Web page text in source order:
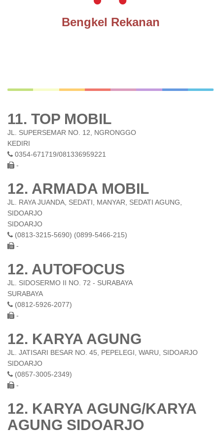
Bengkel Rekanan
11. TOP MOBIL
JL. SUPERSEMAR NO. 12, NGRONGGO
KEDIRI
0354-671719/081336959221
-
12. ARMADA MOBIL
JL. RAYA JUANDA, SEDATI, MANYAR, SEDATI AGUNG,
SIDOARJO
SIDOARJO
(0813-3215-5690) (0899-5466-215)
-
12. AUTOFOCUS
JL. SIDOSERMO II NO. 72 - SURABAYA
SURABAYA
(0812-5926-2077)
-
12. KARYA AGUNG
JL. JATISARI BESAR NO. 45, PEPELEGI, WARU, SIDOARJO
SIDOARJO
(0857-3005-2349)
-
12. KARYA AGUNG/KARYA
AGUNG SIDOARJO